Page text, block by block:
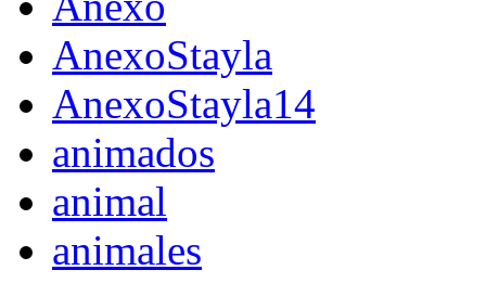
AnexoStayla
AnexoStayla14
animados
animal
animales